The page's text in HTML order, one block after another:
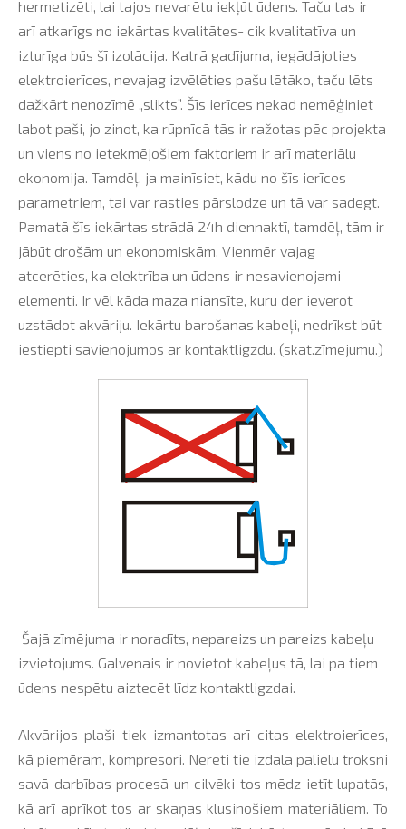
hermetizēti, lai tajos nevarētu iekļūt ūdens. Taču tas ir
arī atkarīgs no iekārtas kvalitātes- cik kvalitatīva un
izturīga būs šī izolācija. Katrā gadījuma, iegādājoties
elektroierīces, nevajag izvēlēties pašu lētāko, taču lēts
dažkārt nenozīmē „slikts”. Šīs ierīces nekad nemēģiniet
labot paši, jo zinot, ka rūpnīcā tās ir ražotas pēc projekta
un viens no ietekmējošiem faktoriem ir arī materiālu
ekonomija. Tamdēļ, ja mainīsiet, kādu no šīs ierīces
parametriem, tai var rasties pārslodze un tā var sadegt.
Pamatā šīs iekārtas strādā 24h diennaktī, tamdēļ, tām ir
jābūt drošām un ekonomiskām. Vienmēr vajag
atcerēties, ka elektrība un ūdens ir nesavienojami
elementi. Ir vēl kāda maza niansīte, kuru der ieverot
uzstādot akvāriju. Iekārtu barošanas kabeļi, nedrīkst būt
iestiepti savienojumos ar kontaktligzdu. (skat.zīmejumu.)
Šajā zīmējuma ir noradīts, nepareizs un pareizs kabeļu
izvietojums. Galvenais ir novietot kabeļus tā, lai pa tiem
ūdens nespētu aiztecēt līdz kontaktligzdai.
Akvārijos plaši tiek izmantotas arī citas elektroierīces,
kā piemēram, kompresori. Nereti tie izdala palielu troksni
savā darbības procesā un cilvēki tos mēdz ietīt lupatās,
kā arī aprīkot tos ar skaņas klusinošiem materiāliem. To